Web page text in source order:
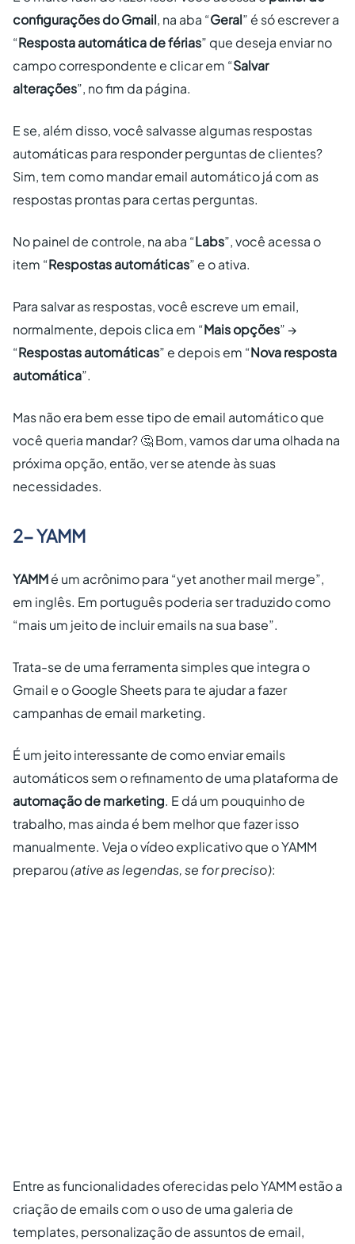
configurações do Gmail, na aba “Geral” é só escrever a
“Resposta automática de férias” que deseja enviar no
campo correspondente e clicar em “Salvar
alterações”, no fim da página.
E se, além disso, você salvasse algumas respostas
automáticas para responder perguntas de clientes?
Sim, tem como mandar email automático já com as
respostas prontas para certas perguntas.
No painel de controle, na aba “Labs”, você acessa o
item “Respostas automáticas” e o ativa.
Para salvar as respostas, você escreve um email,
normalmente, depois clica em “Mais opções” →
“Respostas automáticas” e depois em “Nova resposta
automática”.
Mas não era bem esse tipo de email automático que
você queria mandar? 🤔 Bom, vamos dar uma olhada na
próxima opção, então, ver se atende às suas
necessidades.
2- YAMM
YAMMé um acrônimo para “yet another mail merge”,
em inglês. Em português poderia ser traduzido como
“mais um jeito de incluir emails na sua base”.
Trata-se de uma ferramenta simples que integra o
Gmail e o Google Sheets para te ajudar a fazer
campanhas de email marketing.
É um jeito interessante de como enviar emails
automáticos sem o refinamento de uma plataforma de
automação de marketing. E dá um pouquinho de
trabalho, mas ainda é bem melhor que fazer isso
manualmente. Veja o vídeo explicativo que o YAMM
preparou(ative as legendas, se for preciso):
Entre as funcionalidades oferecidas pelo YAMM estão a
criação de emails com o uso de uma galeria de
templates, personalização de assuntos de email,